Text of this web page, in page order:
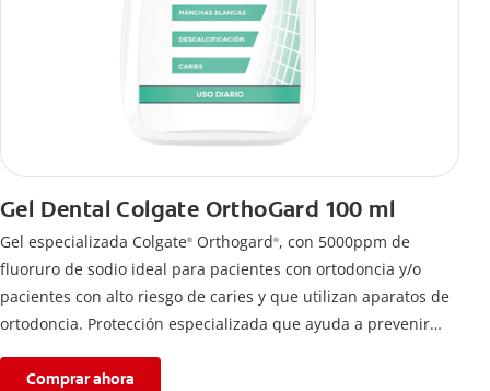
Gel Dental Colgate OrthoGard 100 ml
Gel especializada Colgate® Orthogard®, con 5000ppm de
fluoruro de sodio ideal para pacientes con ortodoncia y/o
pacientes con alto riesgo de caries y que utilizan aparatos de
ortodoncia. Protección especializada que ayuda a prevenir
Comprar ahora